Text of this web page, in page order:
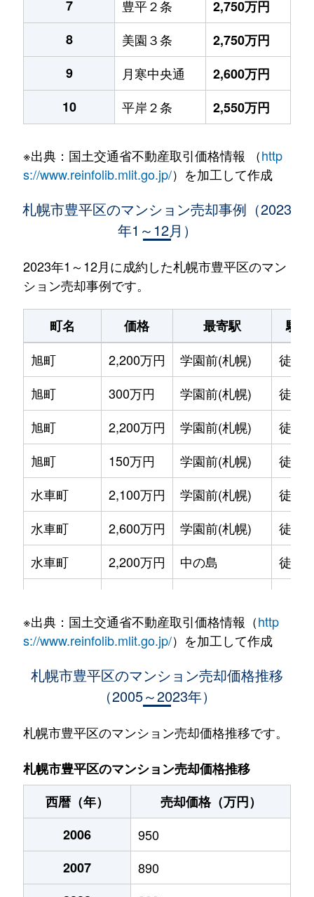
7 豊平２条
2,750万円
8
美園３条
2,750万円
9
月寒中央通
2,600万円
10
平岸２条 2,550万円
※出典：国土交通省不動産取引価格情報 （http
s://www.reinfolib.mlit.go.jp/）を加工して作成
札幌市豊平区のマンション売却事例（2023
年1～12月）
2023年1～12月に成約した札幌市豊平区のマン
ション売却事例です。
町名 価格 最寄駅
駅
旭町
2,200万円 学園前(札幌)
徒歩
旭町
300万円 学園前(札幌)
徒歩
旭町
2,200万円 学園前(札幌)
徒歩
旭町
150万円 学園前(札幌)
徒歩
水車町
2,100万円 学園前(札幌)
徒歩
水車町
2,600万円 学園前(札幌)
徒歩
水車町
2,200万円 中の島
徒歩
水車町
1,400万円 中の島
徒歩
2,500万円 月寒中央
月寒中央通
2,700万円 月寒中央
月寒中央通
1,500万円 月寒中央
月寒中央通
3,000万円 月寒中央
月寒中央通
2,000万円
月寒中央通
260万円
※出典：国土交通省不動産取引価格情報（http
s://www.reinfolib.mlit.go.jp/）を加工して作成
札幌市豊平区のマンション売却価格推移
（2005～2023年）
札幌市豊平区のマンション売却価格推移です。
札幌市豊平区のマンション売却価格推移
西暦（年）
売却価格（万円）
2006
950
2007
890